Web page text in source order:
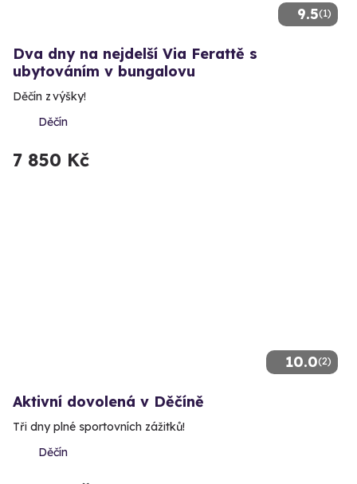
9.5(1)
Dva dny na nejdelší Via Ferattě s
ubytováním v bungalovu
Děčín z výšky!
Děčín
7 850 Kč
10.0(2)
Aktivní dovolená v Děčíně
Tři dny plné sportovních zážitků!
Děčín